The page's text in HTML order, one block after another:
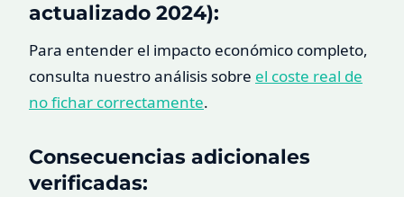
actualizado 2024):
Para entender el impacto económico completo,
consulta nuestro análisis sobre el coste real de
no fichar correctamente.
Consecuencias adicionales
verificadas: